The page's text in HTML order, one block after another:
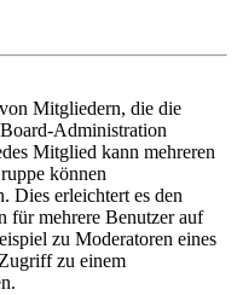
Mitgliedern, die die
Administration
Mitglied kann mehreren
können
Dies erleichtert es den
für mehrere Benutzer auf
zu Moderatoren eines
zu einem